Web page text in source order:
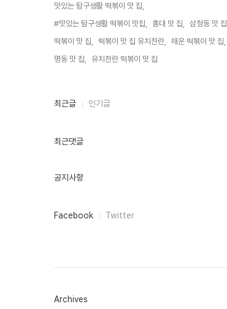
맛있는 탐구생활 떡볶이 맛 집,
#맛있는 탐구생활 떡볶이 맛집,
홍대 맛 집,
삼청동 맛 집,
떡볶이 맛 집,
떡볶이 맛 집 유치찬란,
매운 떡볶이 맛 집,
명동 맛 집,
유치찬란 떡볶이 맛 집,
최
인
최근글 인기글
최근댓글
공지사항
페
그
Facebook Twitter
Archives